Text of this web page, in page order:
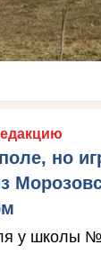
но
у школы